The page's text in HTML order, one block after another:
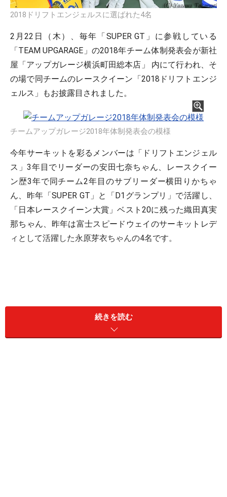
2018ドリフトエンジェルスに選ばれた4名
2月22日（木）、毎年「SUPER GT」に参戦している
「TEAM UPGARAGE」の2018年チーム体制発表会が新社
屋「アップガレージ横浜町田総本店」 内にて行われ、そ
の場で同チームのレースクイーン「2018ドリフトエンジ
ェルス」もお披露目されました。
チームアップガレージ2018年体制発表会の模様
今年サーキットを彩るメンバーは「ドリフトエンジェル
ス」3年目でリーダーの安田七奈ちゃん、レースクイー
ン歴3年で同チーム2年目のサブリーダー横田りかちゃ
ん、昨年「SUPER GT」と「D1グランプリ」で活躍し、
「日本レースクイーン大賞」ベスト20に残った織田真実
那ちゃん、昨年は富士スピードウェイのサーキットレデ
ィとして活躍した永原芽衣ちゃんの4名です。
続きを読む